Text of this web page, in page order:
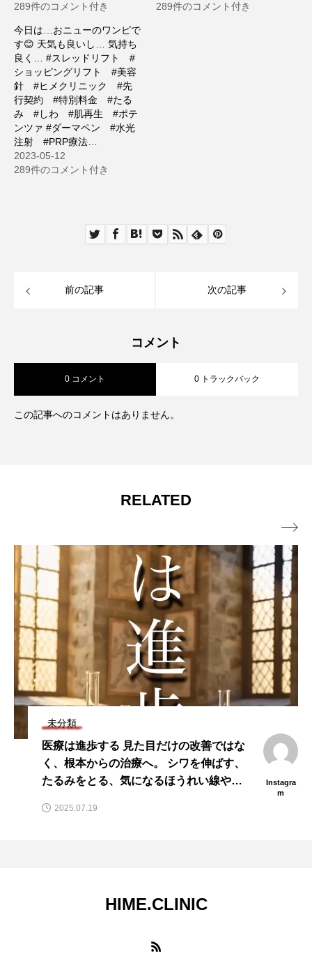
289件のコメント付き
289件のコメント付き
今日は…おニューのワンピで
す😊 天気も良いし… 気持ち
良く… #スレッドリフト #
ショッピングリフト #美容
針 #ヒメクリニック #先
行契約 #特別料金 #たる
み #しわ #肌再生 #ポテ
ンツァ #ダーマペン #水光
注射 #PRP療法…
2023-05-12
289件のコメント付き
前の記事 次の記事
コメント
0 コメント 0 トラックバック
この記事へのコメントはありません。
RELATED
未分類
医療は進歩する 見た目だけの改善ではな
く、根本からの治療へ。 シワを伸ばす、
たるみをとる、気になるほうれい線や首
い水分や油分を補う」「筋肉を抑制す
Instagra
m
2025.07.19

HIME.CLINIC